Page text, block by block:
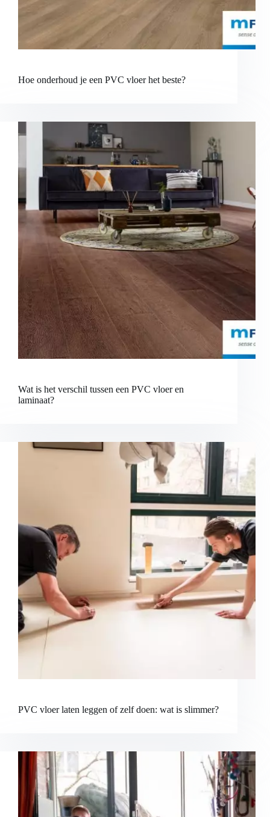
Hoe onderhoud je een PVC vloer het beste?
Wat is het verschil tussen een PVC vloer en
laminaat?
PVC vloer laten leggen of zelf doen: wat is slimmer?